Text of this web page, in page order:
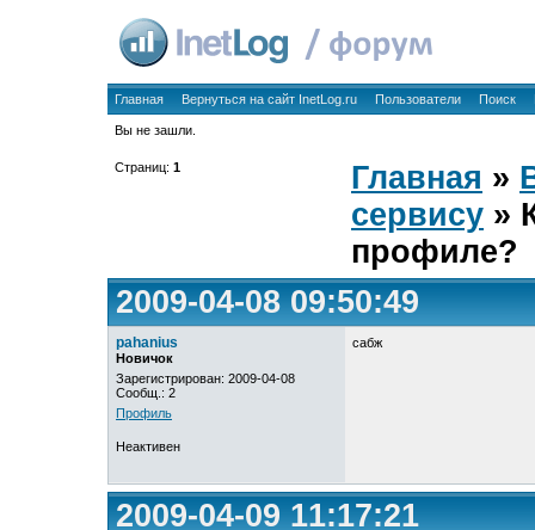
Главная Вернуться на сайт InetLog.ru Пользователи Поиск
Вы не зашли.
Страниц: 1 Главная »
сервису »
профиле?
2009-04-08 09:50:49
pahanius
Новичок
Зарегистрирован: 2009-04-08
Сообщ.: 2
Профиль
сабж
Неактивен
2009-04-09 11:17:21